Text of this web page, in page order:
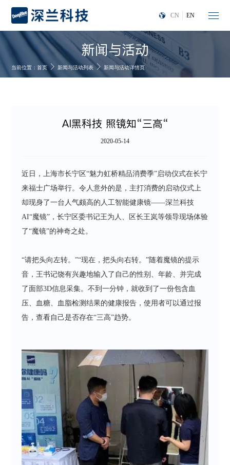
CN EN
新闻与活动
当前位置：首页 新闻与活动列表 新闻与活动详情页
AI黑科技 照镜知“三高“
2020-05-14
近日，上海市长宁区“魅力虹桥精品消费季”启动仪式在长宁
来福士广场举行。令人意外的是，主打消费的启动仪式上
却现身了一台人气颇高的人工智能健康镜——深兰科技
AI“魔镜”，长宁区委书记王为人、区长王岚等领导现场体验
了“魔镜”的神奇之处。
“请把头向左转。”“现在，把头向右转。”随着魔镜的提示
音，王书记饶有兴趣地输入了自己的性别、年龄、并完成
了面部3D信息采集。不到一分钟，就收到了一份包含血
压、血糖、血脂检测结果的健康报告，使用者可以通过报
告，查看自己是否存在“三高”趋势。